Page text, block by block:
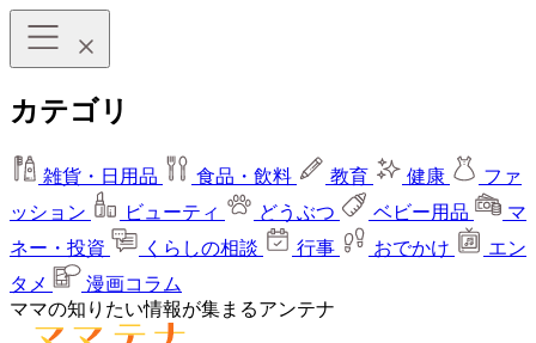
カテゴリ
雑貨・日用品 食品・飲料 教育 健康
ファ
ッション
ビューティ どうぶつ ベビー用品
マ
ネー・投資
くらしの相談 行事 おでかけ
エン
タメ
漫画コラム
ママの知りたい情報が集まるアンテナ